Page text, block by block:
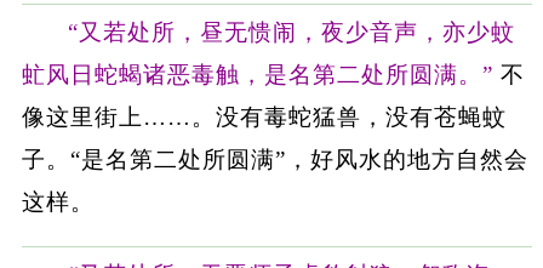
“又若处所，昼无愦闹，夜少音声，亦少蚊
虻风日蛇蝎诸恶毒触，是名第二处所圆满。” 不
像这里街上……。没有毒蛇猛兽，没有苍蝇蚊
子。“是名第二处所圆满”，好风水的地方自然会
这样。